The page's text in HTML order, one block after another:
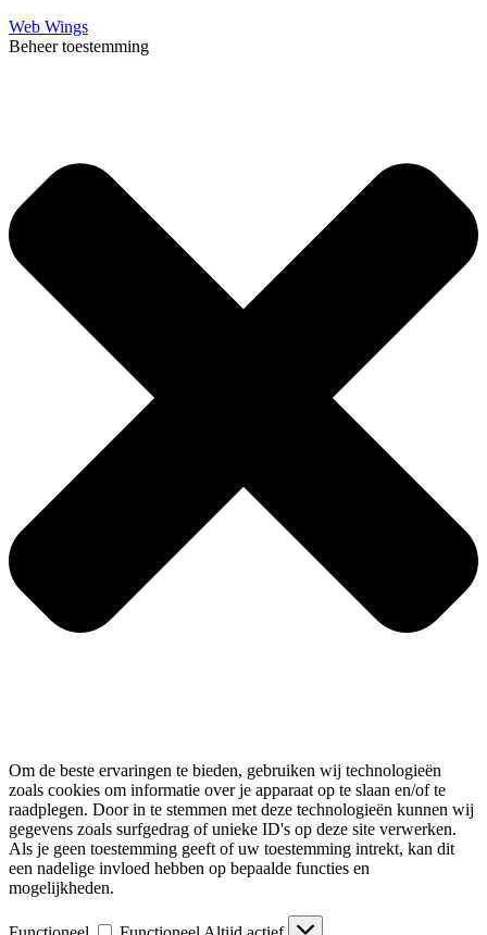
Web Wings
Beheer toestemming
Om de beste ervaringen te bieden, gebruiken wij technologieën
zoals cookies om informatie over je apparaat op te slaan en/of te
raadplegen. Door in te stemmen met deze technologieën kunnen wij
gegevens zoals surfgedrag of unieke ID's op deze site verwerken.
Als je geen toestemming geeft of uw toestemming intrekt, kan dit
een nadelige invloed hebben op bepaalde functies en
mogelijkheden.